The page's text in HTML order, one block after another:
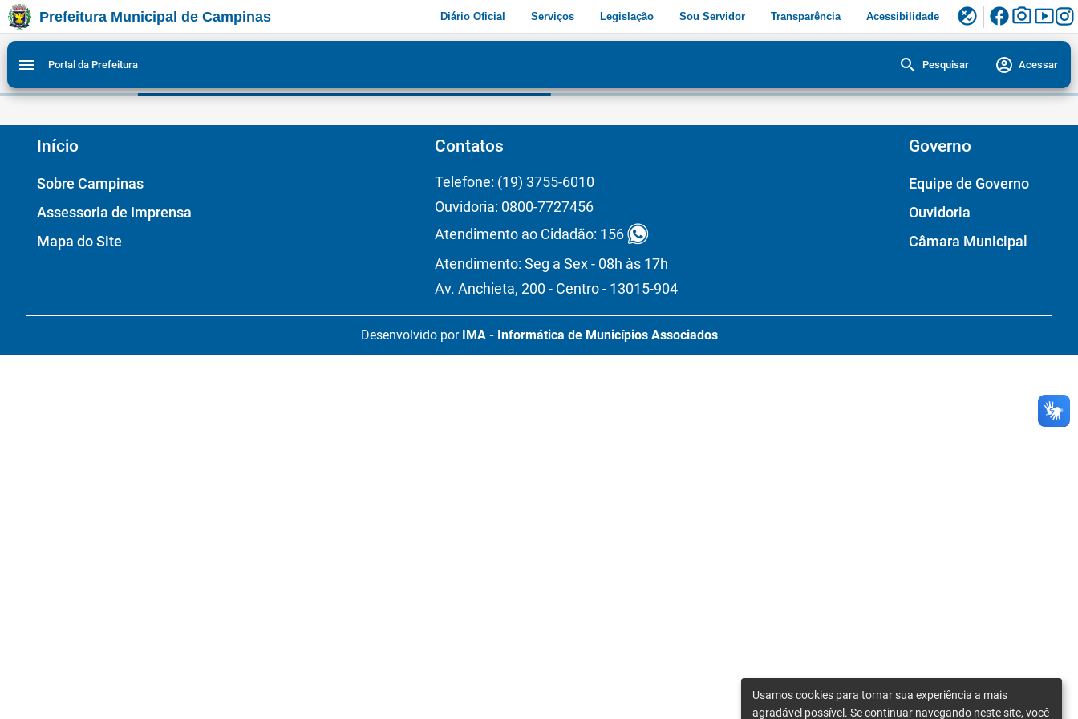
Ir para conteudo 1
Ir para menu do site da Prefeitura de Campinas
Ligar/Desligar contraste visual de tela para acessibilidade
Prefeitura Municipal de Campinas Diário Oficial Serviços Legislação Sou Servidor Transparência Acessibilidade flaky facebookphoto_camerasmart_display
menu Portal da Prefeitura search Pesquisar account_circle Acessar
Início
Sobre Campinas
Assessoria de Imprensa
Mapa do Site
Contatos
Telefone: (19) 3755-6010
Ouvidoria: 0800-7727456
Atendimento ao Cidadão: 156
Atendimento: Seg a Sex - 08h às 17h
Av. Anchieta, 200 - Centro - 13015-904
Governo
Equipe de Governo
Ouvidoria
Câmara Municipal
Desenvolvido por IMA - Informática de Municípios Associados
Usamos cookies para tornar sua experiência a mais
agradável possível. Se continuar navegando neste site, você